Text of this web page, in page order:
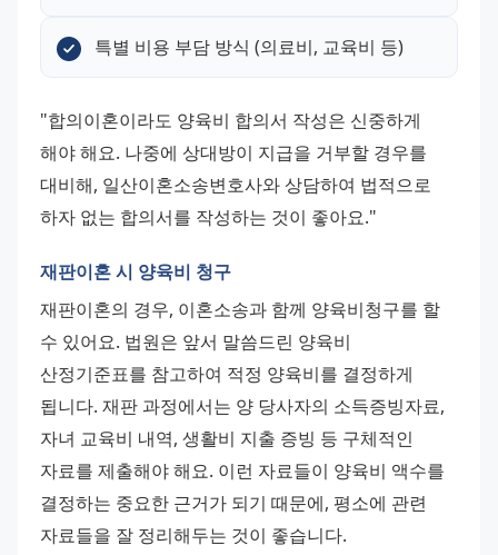
특별 비용 부담 방식 (의료비, 교육비 등)
"합의이혼이라도 양육비 합의서 작성은 신중하게
해야 해요. 나중에 상대방이 지급을 거부할 경우를
대비해, 일산이혼소송변호사와 상담하여 법적으로
하자 없는 합의서를 작성하는 것이 좋아요."
재판이혼 시 양육비 청구
재판이혼의 경우, 이혼소송과 함께 양육비청구를 할
수 있어요. 법원은 앞서 말씀드린 양육비
산정기준표를 참고하여 적정 양육비를 결정하게
됩니다. 재판 과정에서는 양 당사자의 소득증빙자료,
자녀 교육비 내역, 생활비 지출 증빙 등 구체적인
자료를 제출해야 해요. 이런 자료들이 양육비 액수를
결정하는 중요한 근거가 되기 때문에, 평소에 관련
자료들을 잘 정리해두는 것이 좋습니다.